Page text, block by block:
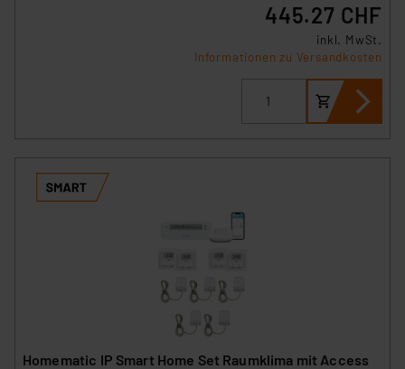
445.27 CHF
inkl. MwSt.
Informationen zu Versandkosten
Homematic IP Smart Home Set Raumklima mit Access